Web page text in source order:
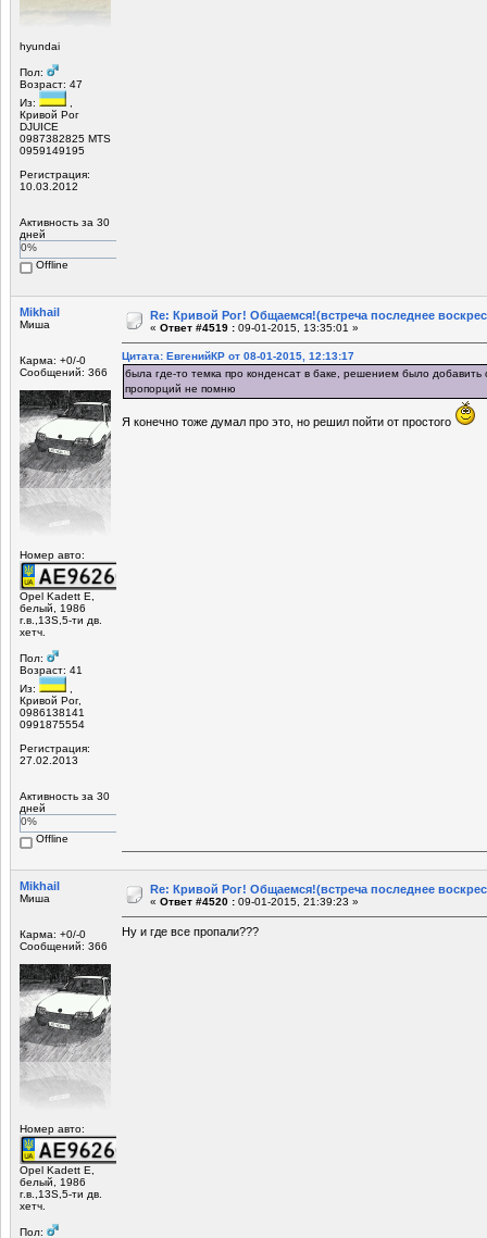
hyundai
Пол:
Возраст: 47
Из:
Кривой Рог
DJUICE
0987382825 MTS
0959149195
Регистрация:
10.03.2012
Активность за 30
дней
0%
Offline
Mikhail
Миша
Карма: +0/-0
Сообщений: 366
Номер авто:
Opel Kadett E,
белый, 1986
г.в.,13S,5-ти дв.
хетч.
Пол:
Возраст: 41
Из:
,
Кривой Рог,
0986138141
0991875554
Регистрация:
27.02.2013
Активность за 30
дней
0%
Offline
Re: Кривой Рог! Общаемся!(встреча последнее
« Ответ #4519 : 09-01-2015, 13:35:01 »
Цитата: ЕвгенийКР от 08-01-2015, 12:13:17
была где-то темка про конденсат в баке, решением было добавить
пропорций не помню
Я конечно тоже думал про это, но решил пойти от простого
Mikhail
Миша
Карма: +0/-0
Сообщений: 366
Номер авто:
Opel Kadett E,
белый, 1986
г.в.,13S,5-ти дв.
хетч.
Пол:
Re: Кривой Рог! Общаемся!(встреча последнее
« Ответ #4520 : 09-01-2015, 21:39:23 »
Ну и где все пропали???